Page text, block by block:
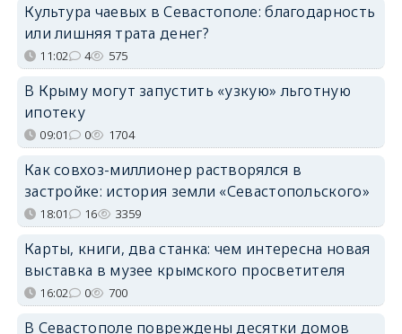
Культура чаевых в Севастополе: благодарность
или лишняя трата денег?
11:02 4 575
В Крыму могут запустить «узкую» льготную
ипотеку
09:01 0 1704
Как совхоз-миллионер растворялся в
застройке: история земли «Севастопольского»
18:01 16 3359
Карты, книги, два станка: чем интересна новая
выставка в музее крымского просветителя
16:02 0 700
В Севастополе повреждены десятки домов